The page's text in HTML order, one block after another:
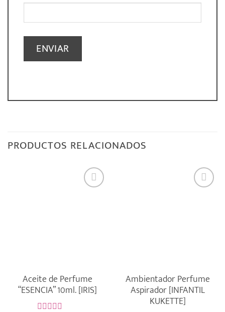
PRODUCTOS RELACIONADOS
Aceite de Perfume
“ESENCIA” 10ml. [IRIS]
Ambientador Perfume
Aspirador [INFANTIL
KUKETTE]